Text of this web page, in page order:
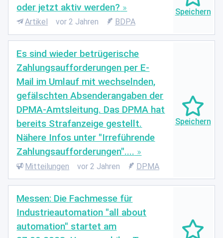
oder jetzt aktiv werden?
Artikel vor 2 Jahren BDPA
Es sind wieder betrügerische
Zahlungsaufforderungen per E-
Mail im Umlauf mit wechselnden,
gefälschten Absenderangaben der
DPMA-Amtsleitung. Das DPMA hat
bereits Strafanzeige gestellt.
Nähere Infos unter "Irreführende
Zahlungsaufforderungen"....
Mitteilungen vor 2 Jahren DPMA
Messen: Die Fachmesse für
Industrieautomation "all about
automation" startet am